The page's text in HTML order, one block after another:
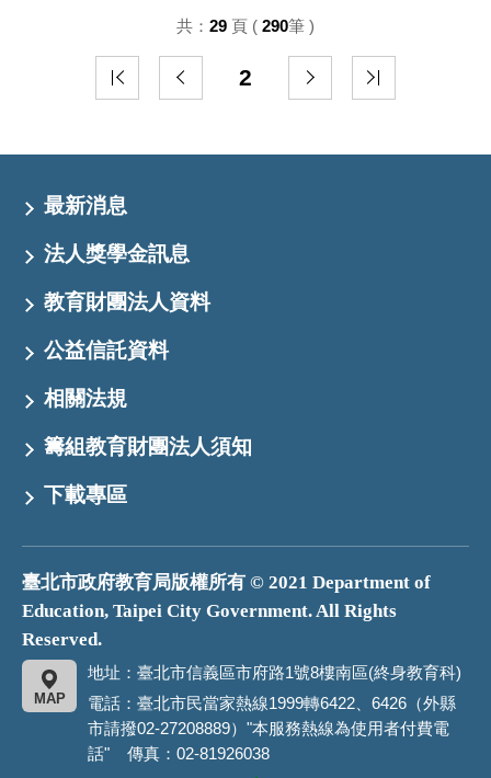
2
共： 29 頁 ( 290筆 )
最新消息
法人獎學金訊息
教育財團法人資料
公益信託資料
相關法規
籌組教育財團法人須知
下載專區
臺北市政府教育局版權所有 © 2021 Department of
Education, Taipei City Government. All Rights
Reserved.
地址：臺北市信義區市府路1號8樓南區(終身教育科)
MAP
電話：臺北市民當家熱線1999轉6422、6426（外縣
市請撥02-27208889）"本服務熱線為使用者付費電
話" 傳真：02-81926038